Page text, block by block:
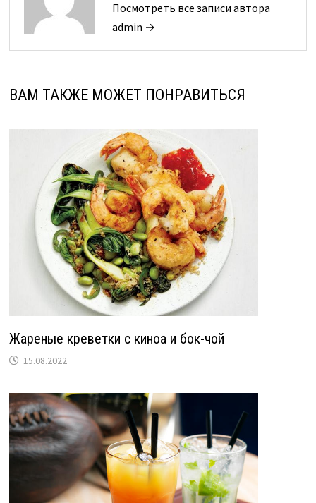
Посмотреть все записи автора
admin →
ВАМ ТАКЖЕ МОЖЕТ ПОНРАВИТЬСЯ
Жареные креветки с киноа и бок-чой
15.08.2022